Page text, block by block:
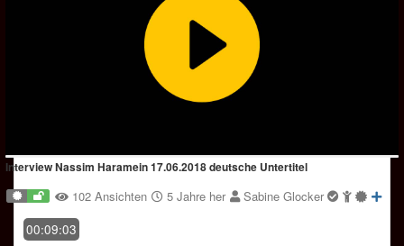
Interview Nassim Haramein 17.06.2018 deutsche Untertitel
102 Ansichten 5 Jahre her
Sabine Glocker
00:09:03